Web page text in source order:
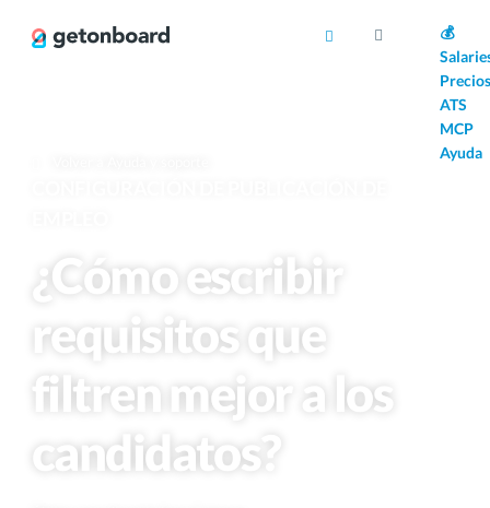
💰
Precios
ATS
MCP
Ayuda
¿Cómo escribir
requisitos que
filtren mejor a los
candidatos?